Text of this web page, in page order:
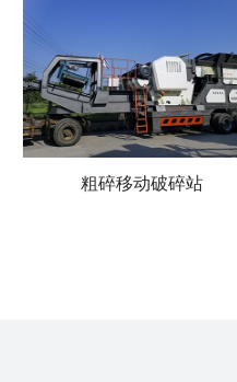
粗碎移动破碎站